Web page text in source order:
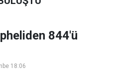
844'ü
18:06